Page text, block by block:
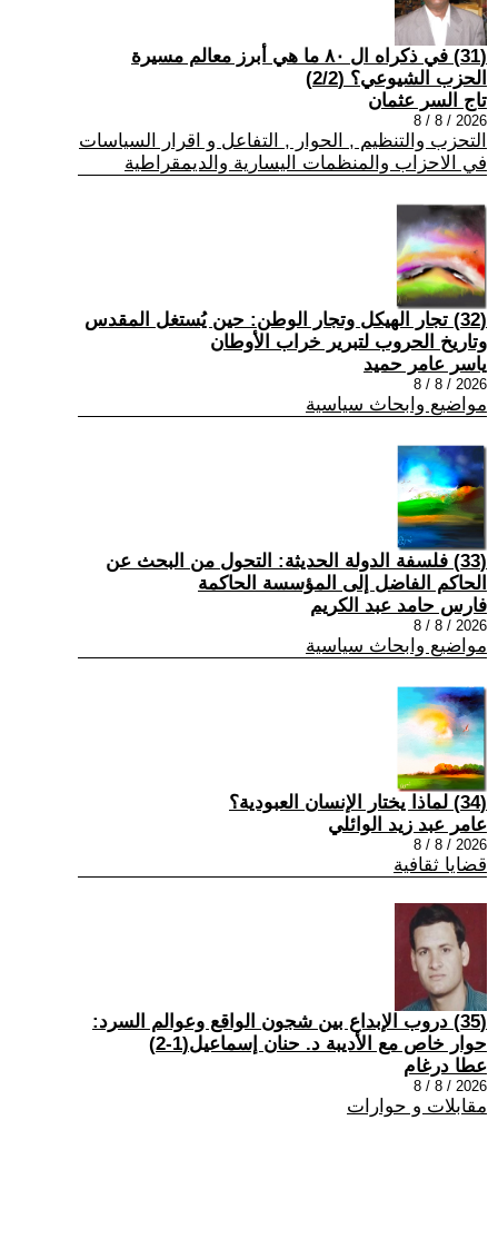
(31) في ذكراه ال ٨٠ ما هي أبرز معالم مسيرة
الحزب الشيوعي؟ (2/2)
تاج السر عثمان
2026 / 8 / 8
التحزب والتنظيم , الحوار , التفاعل و اقرار السياسات
في الاحزاب والمنظمات اليسارية والديمقراطية
(32) تجار الهيكل وتجار الوطن: حين يُستغل المقدس
وتاريخ الحروب لتبرير خراب الأوطان
ياسر عامر حميد
2026 / 8 / 8
مواضيع وابحاث سياسية
(33) فلسفة الدولة الحديثة: التحول من البحث عن
الحاكم الفاضل إلى المؤسسة الحاكمة
فارس حامد عبد الكريم
2026 / 8 / 8
مواضيع وابحاث سياسية
(34) لماذا يختار الإنسان العبودية؟
عامر عبد زيد الوائلي
2026 / 8 / 8
قضايا ثقافية
(35) دروب الإبداع بين شجون الواقع وعوالم السرد:
حوار خاص مع الأديبة د. حنان إسماعيل(1-2)
عطا درغام
2026 / 8 / 8
مقابلات و حوارات